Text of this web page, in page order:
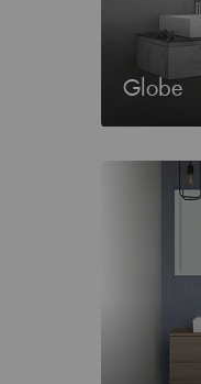
Globe